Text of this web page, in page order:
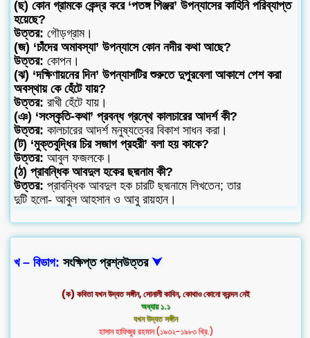
(ছ) কোন গ্রামকে কেন্দ্র করে ‘পতঙ্গ পিঞ্জর’ উপন্যাসের কাহিনি পরিব্যাপ্ত
হয়েছে?
উত্তর: গৌড়গ্রাম।
(জ) ‘চাঁদের অমাবস্যা’ উপন্যাসে কোন নদীর কথা আছে?
উত্তর: কোপন।
(ঝ) ‘দক্ষিণায়নের দিন’ উপন্যাসটির শুরুতে দুপুরবেলা আকাশে পেশ করা
অবস্থায় কে হেঁটে যায়?
উত্তর: রাখী হেঁটে যায়।
(ঞ) ‘সংস্কৃতি-কথা’ প্রবন্ধ গ্রন্থে কালচারের আদর্শ কী?
উত্তর: কালচারের আদর্শ মনুষ্যত্বের বিকাশ সাধন করা।
(ট) ‘মুক্তবুদ্ধির চির সজাগ প্রহরী’ বলা হয় কাকে?
উত্তর: আবুল ফজলকে।
(ঠ) প্রাবন্ধিক আবদুল হকের ছদ্মনাম কী?
উত্তর: প্রাবন্ধিক আবদুল হক চারটি ছদ্মনামে লিখতেন; তার
দুটি হলো- আবুল আহসান ও আবু রায়হান।
খ – বিভাগ: সংক্ষিপ্ত প্রশ্নউত্তর ⮟
(ক) কবিতা যখন উদ্যত সঙ্গীন, সোনালী কাবিন, কোথাও কোনো ক্রন্দন নেই
অধ্যায় ১.১
যখন উদ্যত সঙ্গীন
হাসান হাফিজুর রহমান (১৯৩২-১৯৮৩ খ্রি.)